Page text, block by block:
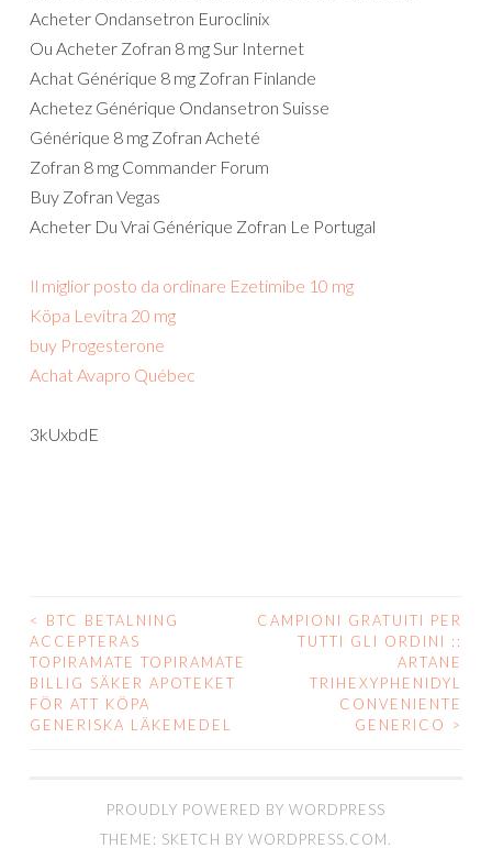
Acheter Ondansetron Euroclinix
Ou Acheter Zofran 8 mg Sur Internet
Achat Générique 8 mg Zofran Finlande
Achetez Générique Ondansetron Suisse
Générique 8 mg Zofran Acheté
Zofran 8 mg Commander Forum
Buy Zofran Vegas
Acheter Du Vrai Générique Zofran Le Portugal
Il miglior posto da ordinare Ezetimibe 10 mg
Köpa Levitra 20 mg
buy Progesterone
Achat Avapro Québec
3kUxbdE
POST
NAVIGATION
<
BTC BETALNING
ACCEPTERAS
TOPIRAMATE TOPIRAMATE
BILLIG SÄKER APOTEKET
FÖR ATT KÖPA
GENERISKA LÄKEMEDEL
CAMPIONI GRATUITI PER
TUTTI GLI ORDINI ::
ARTANE
TRIHEXYPHENIDYL
CONVENIENTE
GENERICO
>
PROUDLY POWERED BY WORDPRESS
THEME: SKETCH BY WORDPRESS.COM